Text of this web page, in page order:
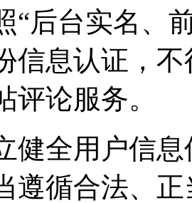
“后台实名、
信息认证，
评论服务。
健全用户信
遵循合法、